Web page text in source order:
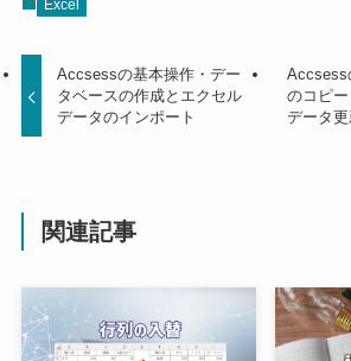
Excel
Accsessの基本操作・デー
タベースの作成とエクセル
データのインポート
Accsess
のコピ
データ更
関連記事